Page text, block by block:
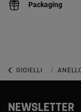
Packaging
GIOIELLI
NEWSLETTER